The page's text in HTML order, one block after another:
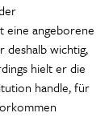
eine angeborene
wichtig,
hielt er die
handle, für